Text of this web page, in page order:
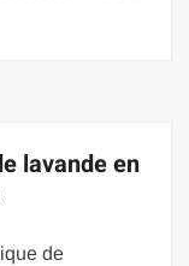
lavande en
de